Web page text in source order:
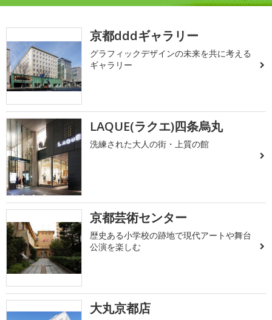
京都dddギャラリー
グラフィックデザインの未来を共に考える
ギャラリー
LAQUE(ラクエ)四条烏丸
洗練された大人の街・上質の館
京都芸術センター
歴史ある小学校の跡地で現代アートや舞台
公演を楽しむ
大丸京都店